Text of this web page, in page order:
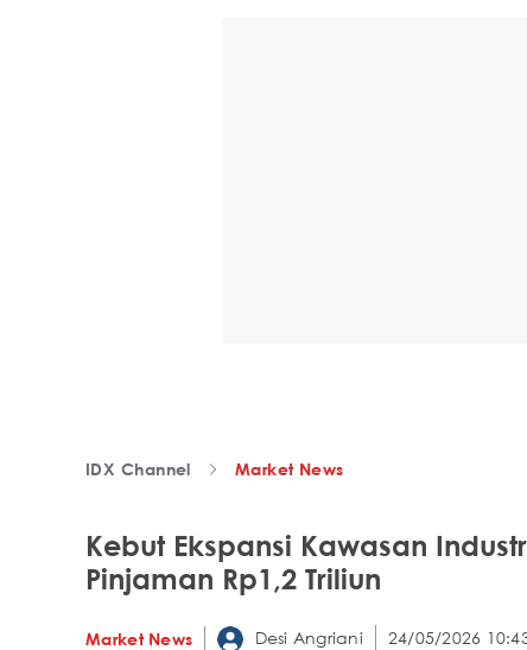
IDX Channel Market News
Kebut Ekspansi Kawasan
Pinjaman Rp1,2 Triliun
Market News Desi Angriani 24/05/2026